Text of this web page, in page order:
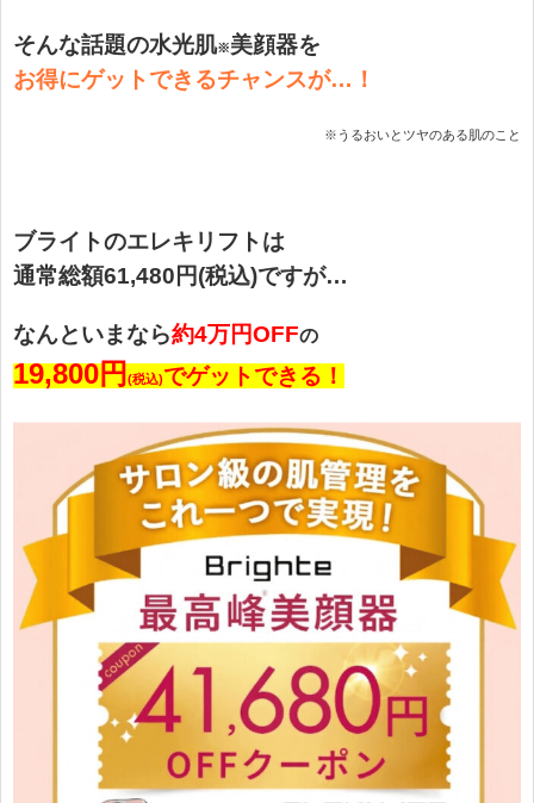
そんな話題の水光肌※美顔器を
お得にゲットできるチャンスが…！
※うるおいとツヤのある肌のこと
ブライトのエレキリフトは
通常総額61,480円(税込)ですが…
なんといまなら約4万円OFFの
19,800円(税込)でゲットできる！